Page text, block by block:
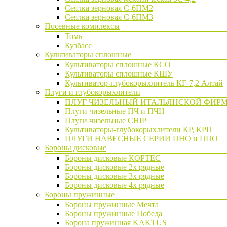
Сеялка зерновая C-6ПМ2
Сеялка зерновая С-6ПМ3
Посевные комплексы
Томь
Кузбасс
Культиваторы сплошные
Культиваторы сплошные КСО
Культиваторы сплошные КШУ
Культиватор-глубокорыхлитель КГ-7,2 Алтай
Плуги и глубокорыхлители
ПЛУГ ЧИЗЕЛЬНЫЙ ИТАЛЬЯНСКОЙ
Плуги чизельные ПЧ и ПЧН
Плуги чизельные CHIP
Культиваторы-глубокорыхлители КР, КРП
ПЛУГИ НАВЕСНЫЕ СЕРИИ ПНО и ППО
Бороны дисковые
Бороны дисковые КОРТЕС
Бороны дисковые 2х рядные
Бороны дисковые 3х рядные
Бороны дисковые 4х рядные
Бороны пружинные
Бороны пружинные Мечта
Бороны пружинные Победа
Борона пружинная KAKTUS